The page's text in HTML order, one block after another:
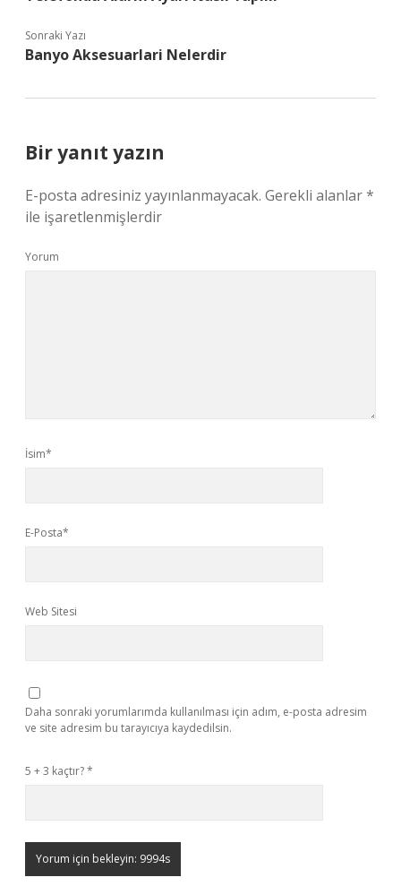
Sonraki Yazı
Banyo Aksesuarlari Nelerdir
Bir yanıt yazın
E-posta adresiniz yayınlanmayacak. Gerekli alanlar*
ile işaretlenmişlerdir
Yorum
İsim*
E-Posta*
Web Sitesi
Daha sonraki yorumlarımda kullanılması için adım, e-posta adresim
ve site adresim bu tarayıcıya kaydedilsin.
5 + 3 kaçtır?*